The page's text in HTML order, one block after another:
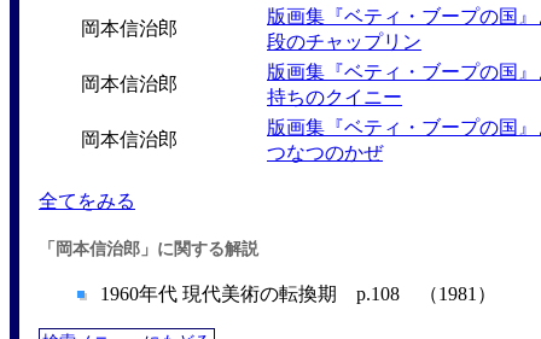
岡本信治郎
版画集『ベティ・ブープの国
段のチャップリン
岡本信治郎
版画集『ベティ・ブープの国
持ちのクイニー
岡本信治郎
版画集『ベティ・ブープの国
つなつのかぜ
全てをみる
「岡本信治郎」に関する解説
1960年代 現代美術の転換期 p.108 （1981）